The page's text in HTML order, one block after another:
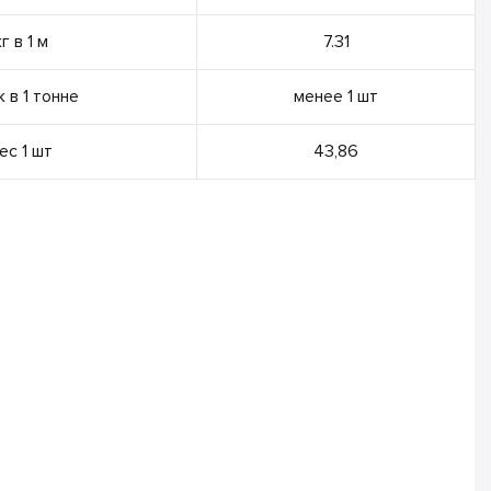
в 1 м 7.31
1 тонне менее 1 шт
1 шт 43,86